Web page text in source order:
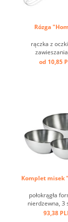
Rózga
rączka z
od 10,85
Komplet misek
połokrągła
nierdzewna, 3
93,38